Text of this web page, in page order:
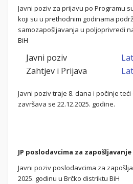
Javni poziv za prijavu po Programu
koji su u prethodnim godinama
samozapošljavanja u poljoprivredi
BiH
Javni poziv
Zahtjev i Prijava
Javni poziv traje 8. dana i počinje teći
završava se 22.12.2025. godine.
JP poslodavcima za
Javni poziv poslodavcima za
2025. godinu u Brčko distriktu BiH